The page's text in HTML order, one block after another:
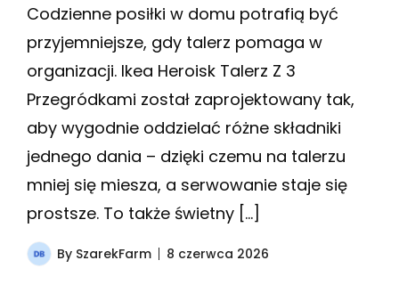
Codzienne posiłki w domu potrafią być
przyjemniejsze, gdy talerz pomaga w
organizacji. Ikea Heroisk Talerz Z 3
Przegródkami został zaprojektowany tak,
aby wygodnie oddzielać różne składniki
jednego dania – dzięki czemu na talerzu
mniej się miesza, a serwowanie staje się
prostsze. To także świetny […]
By SzarekFarm 8 czerwca 2026